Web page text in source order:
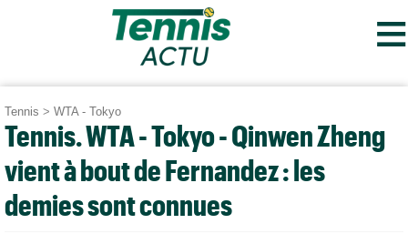
≡
Tennis > WTA - Tokyo
Tennis. WTA - Tokyo - Qinwen Zheng
vient à bout de Fernandez : les
demies sont connues